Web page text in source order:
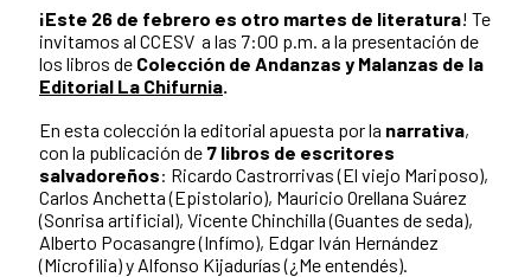
¡Este 26 de febrero es otro martes de literatura! Te
invitamos al CCESV a las 7:00 p.m. a la presentación de
los libros de Colección de Andanzas y Malanzas de la
Editorial La Chifurnia.
En esta colección la editorial apuesta por la narrativa,
con la publicación de 7 libros de escritores
salvadoreños: Ricardo Castrorrivas (El viejo Mariposo),
Carlos Anchetta (Epistolario), Mauricio Orellana Suárez
(Sonrisa artificial), Vicente Chinchilla (Guantes de seda),
Alberto Pocasangre (Infímo), Edgar Iván Hernández
(Microfilia) y Alfonso Kijadurías (¿Me entendés).